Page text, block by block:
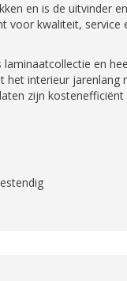
en is de uitvinder
voor kwaliteit, service
en
het interieur
zijn